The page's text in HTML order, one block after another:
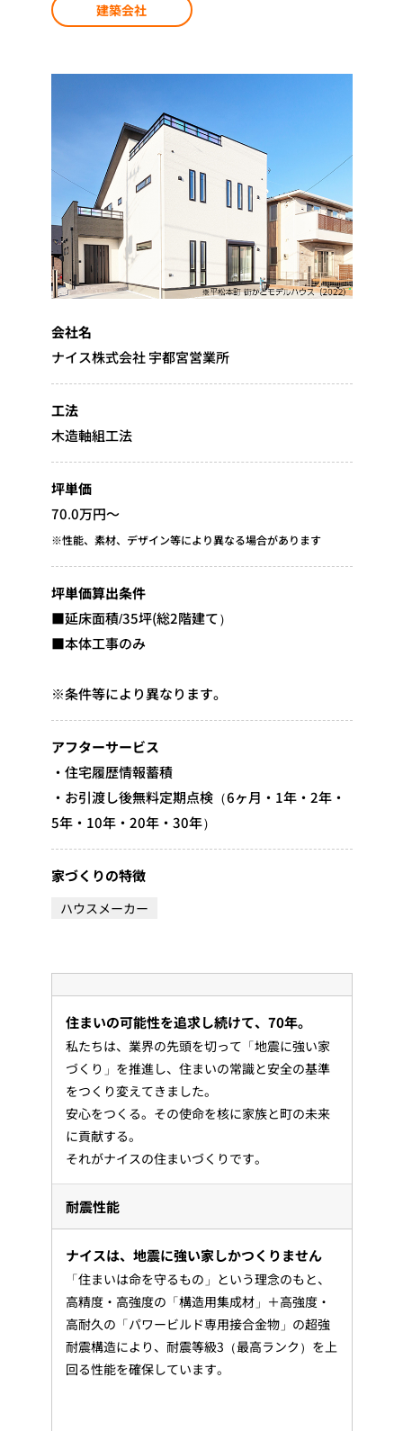
建築会社
会社名
ナイス株式会社 宇都宮営業所
工法
木造軸組工法
坪単価
70.0万円～
※性能、素材、デザイン等により異なる場合があります
坪単価算出条件
■延床面積/35坪(総2階建て）
■本体工事のみ
※条件等により異なります。
アフターサービス
・住宅履歴情報蓄積
・お引渡し後無料定期点検（6ヶ月・1年・2年・
5年・10年・20年・30年）
家づくりの特徴
ハウスメーカー
住まいの可能性を追求し続けて、70年。
私たちは、業界の先頭を切って「地震に強い家
づくり」を推進し、住まいの常識と安全の基準
をつくり変えてきました。
安心をつくる。その使命を核に家族と町の未来
に貢献する。
それがナイスの住まいづくりです。
耐震性能
ナイスは、地震に強い家しかつくりません
「住まいは命を守るもの」という理念のもと、
高精度・高強度の「構造用集成材」＋高強度・
高耐久の「パワービルド専用接合金物」の超強
耐震構造により、耐震等級3（最高ランク）を上
回る性能を確保しています。